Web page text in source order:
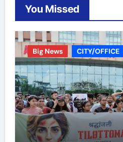
You Missed
Big News CITY/OFFICE